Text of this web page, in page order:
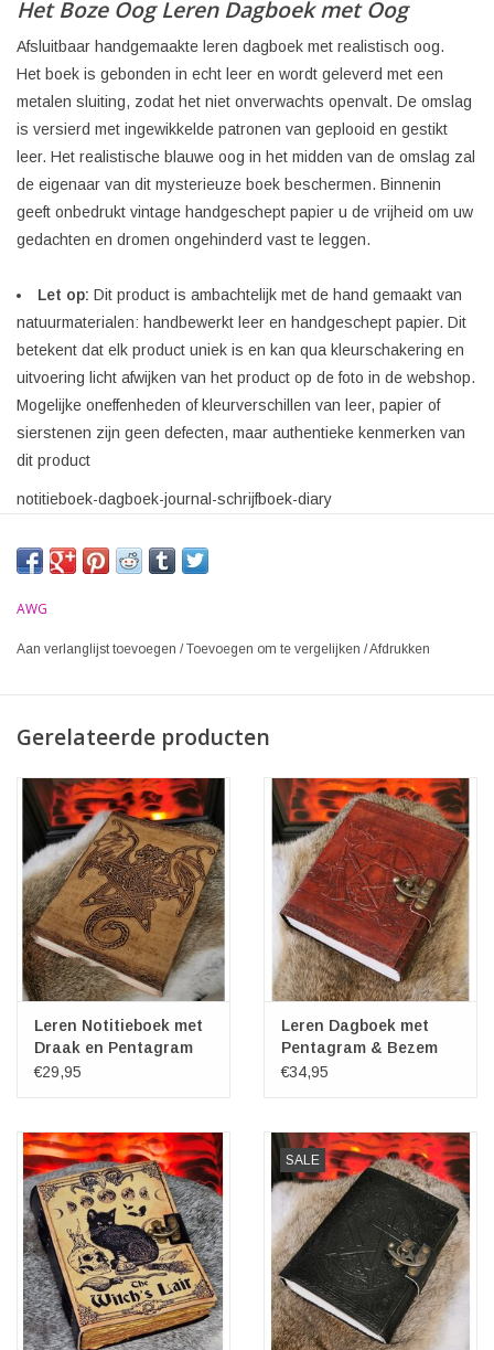
Het Boze Oog Leren Dagboek met Oog
Afsluitbaar handgemaakte leren dagboek met realistisch oog.
Het boek is gebonden in echt leer en wordt geleverd met een
metalen sluiting, zodat het niet onverwachts openvalt. De omslag
is versierd met ingewikkelde patronen van geplooid en gestikt
leer. Het realistische blauwe oog in het midden van de omslag zal
de eigenaar van dit mysterieuze boek beschermen. Binnenin
geeft onbedrukt vintage handgeschept papier u de vrijheid om uw
gedachten en dromen ongehinderd vast te leggen.
Let op: Dit product is ambachtelijk met de hand gemaakt van
natuurmaterialen: handbewerkt leer en handgeschept papier. Dit
betekent dat elk product uniek is en kan qua kleurschakering en
uitvoering licht afwijken van het product op de foto in de webshop.
Mogelijke oneffenheden of kleurverschillen van leer, papier of
sierstenen zijn geen defecten, maar authentieke kenmerken van
dit product
notitieboek-dagboek-journal-schrijfboek-diary
AWG
Aan verlanglijst toevoegen /Toevoegen om te vergelijken /Afdrukken
Gerelateerde producten
Leren Notitieboek met
Draak en Pentagram
20cm x 15cm
€29,95
Leren Dagboek met
Pentagram & Bezem
€34,95
SALE